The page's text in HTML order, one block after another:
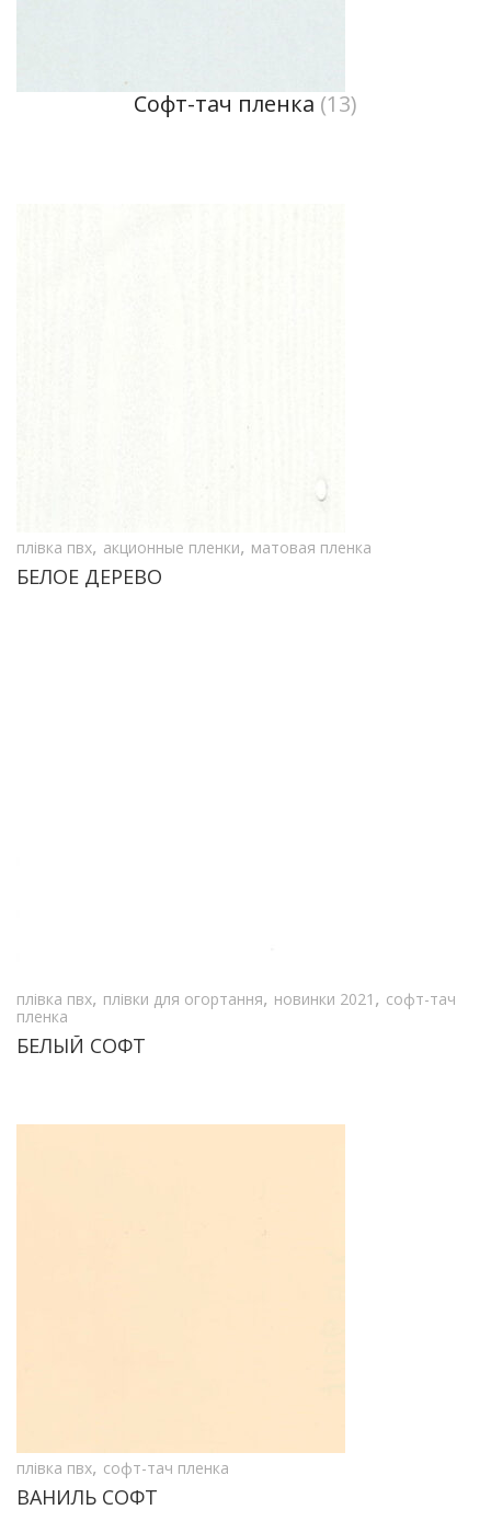
Софт-тач пленка (13)
плівка пвх, акционные пленки, матовая пленка
БЕЛОЕ ДЕРЕВО
плівка пвх, плівки для огортання, новинки 2021 , софт-тач
пленка
БЕЛЫЙ СОФТ
плівка пвх, софт-тач пленка
ВАНИЛЬ СОФТ